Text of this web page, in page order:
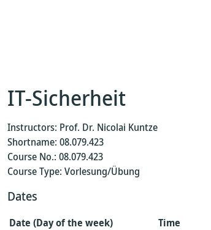
IT-Sicherheit
Instructors: Prof. Dr. Nicolai Kuntze
Shortname: 08.079.423
Course No.: 08.079.423
Course Type: Vorlesung/Übung
Dates
Date (Day of the week) Time